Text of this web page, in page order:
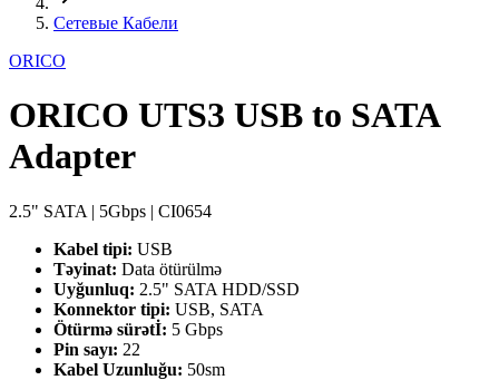
Сетевые Кабели
ORICO
ORICO UTS3 USB to SATA
Adapter
2.5" SATA | 5Gbps | CI0654
Kabel tipi: USB
Təyinat: Data ötürülmə
Uyğunluq: 2.5" SATA HDD/SSD
Konnektor tipi: USB, SATA
Ötürmə sürətİ: 5 Gbps
Pin sayı: 22
Kabel Uzunluğu: 50sm